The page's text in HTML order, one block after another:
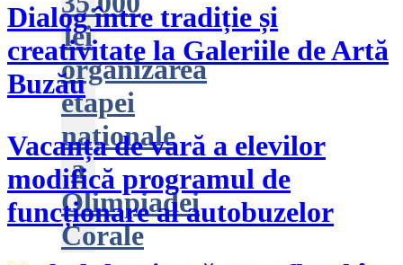
lei
organizarea
etapei
naționale
a
Olimpiadei
Corale
Dialog între tradiție și
creativitate la Galeriile de Artă
Buzău
Vacanța de vară a elevilor
modifică programul de
funcționare al autobuzelor